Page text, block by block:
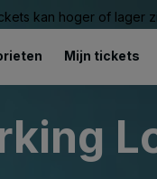
kan hoger of lager
Mijn tickets